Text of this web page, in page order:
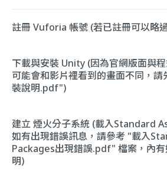
註冊 Vuforia 帳號 (若已註冊可以略
下載與安裝 Unity (因為官網版面與
可能會和影片裡看到的畫面不同，
裝說明.pdf")
建立 煙火分子系統 (載入Standard
如有出現錯誤訊息，請參考 "載入
Packages出現錯誤.pdf" 檔案，內
明)